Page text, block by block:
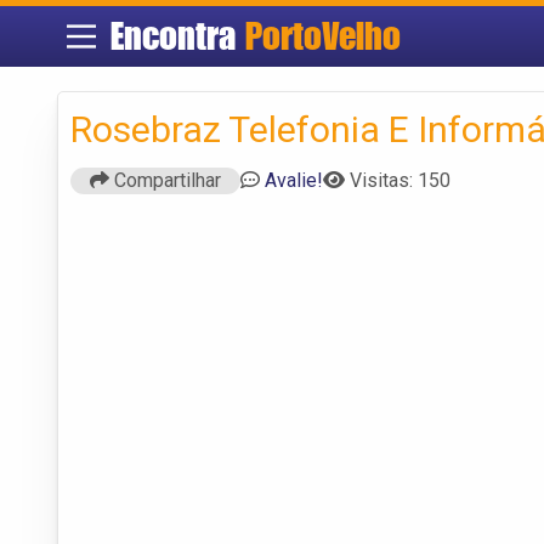
Encontra PortoVelho
Rosebraz Telefonia E
Compartilhar Avalie! Visitas: 150